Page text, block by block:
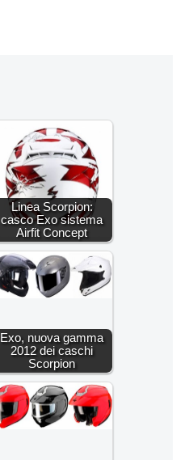
Linea Scorpion:
casco Exo sistema
Airfit Concept
Exo, nuova gamma
2012 dei caschi
Scorpion